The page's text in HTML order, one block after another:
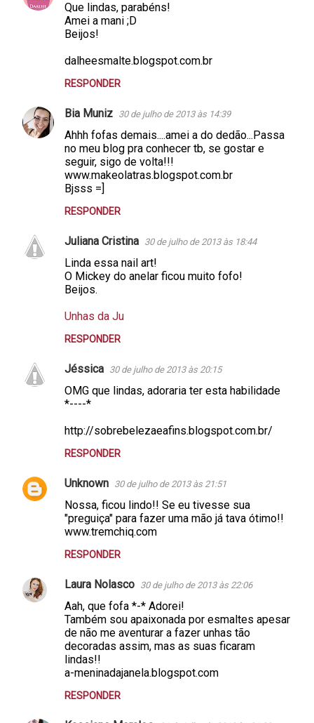
Que lindas, parabéns!
Amei a mani ;D
Beijos!
dalheesmalte.blogspot.com.br
RESPONDER
Bia Muniz 30 de julho de 2013 às 14:39
Ahhh fofas demais....amei a do dedão...Passa
no meu blog pra conhecer tb, se gostar e
seguir, sigo de volta!!!
www.makeolatras.blogspot.com.br
Bjsss =]
RESPONDER
Juliana Cristina 30 de julho de 2013 às 18:44
Linda essa nail art!
O Mickey do anelar ficou muito fofo!
Beijos.
Unhas da Ju
RESPONDER
Jéssica 30 de julho de 2013 às 20:15
OMG que lindas, adoraria ter esta habilidade
*----*
http://sobrebelezaeafins.blogspot.com.br/
RESPONDER
Unknown 30 de julho de 2013 às 21:51
Nossa, ficou lindo!! Se eu tivesse sua
"preguiça" para fazer uma mão já tava ótimo!!
www.tremchiq.com
RESPONDER
Laura Nolasco 30 de julho de 2013 às 22:06
Aah, que fofa *-* Adorei!
Também sou apaixonada por esmaltes apesar
de não me aventurar a fazer unhas tão
decoradas assim, mas as suas ficaram
lindas!!
a-meninadajanela.blogspot.com
RESPONDER